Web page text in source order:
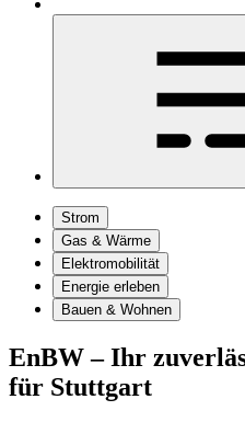
Strom
Gas & Wärme
Elektromobilität
Energie erleben
Bauen & Wohnen
EnBW – Ihr
für Stuttgart